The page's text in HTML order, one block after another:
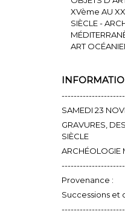
SAMEDI 23
GRAVURES,
SIÈCLE
ARCHÉOLOGIE
Provenance :
Successions et